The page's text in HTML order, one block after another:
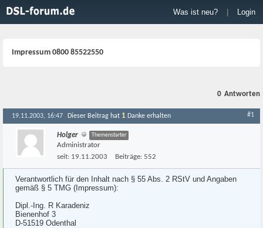
Was ist neu? Login
Impressum 0800 85522550
0 Antworten
19.11.2003, 16:47 Dieser Beitrag hat 1 Danke erhalten #1
Holger Themenstarter
Administrator
seit: 19.11.2003 Beiträge: 552
Verantwortlich für den Inhalt nach § 55 Abs. 2 RStV und Angaben
gemäß § 5 TMG (Impressum):
Dipl.-Ing. R Karadeniz
Bienenhof 3
D-51519 Odenthal